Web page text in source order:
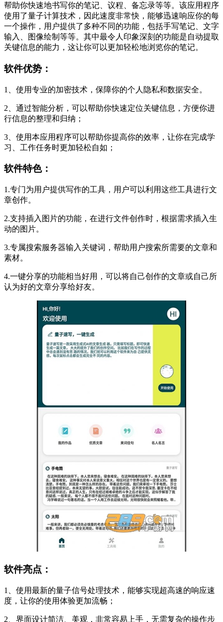
帮助你快速地书写你的笔记、议程、备忘录等等。该应用程序
使用了量子计算技术，因此速度非常快，能够迅速响应你的每
一个操作，用户提供了多种不同的功能，包括手写笔记、文字
输入、图像绘制等等。其中最令人印象深刻的功能是自动提取
关键信息的能力，这让你可以更加轻松地浏览你的笔记。
软件优势：
1、使用专业的加密技术，保障你的个人隐私和数据安全。
2、通过智能分析，可以帮助你快速定位关键信息，方便你进
行信息的整理和归纳；
3、使用本应用程序可以帮助你提高你的效率，让你在完成学
习、工作任务时更加轻松自如；
软件特色：
1.专门为用户提供写作的工具，用户可以利用这些工具进行文
章创作。
2.支持插入图片的功能，在进行文件创作时，根据需求插入生
动的图片。
3.专属搜索服务器输入关键词，帮助用户搜索所需要的文章和
素材。
4.一键分享的功能相当好用，可以将自己创作的文章或自己所
认为好的文章分享给好友。
软件亮点：
1、使用最新的量子信号处理技术，能够实现超高速的响应速
度，让你的使用体验更加流畅；
2、界面设计简洁、美观，非常容易上手，无需复杂的操作步